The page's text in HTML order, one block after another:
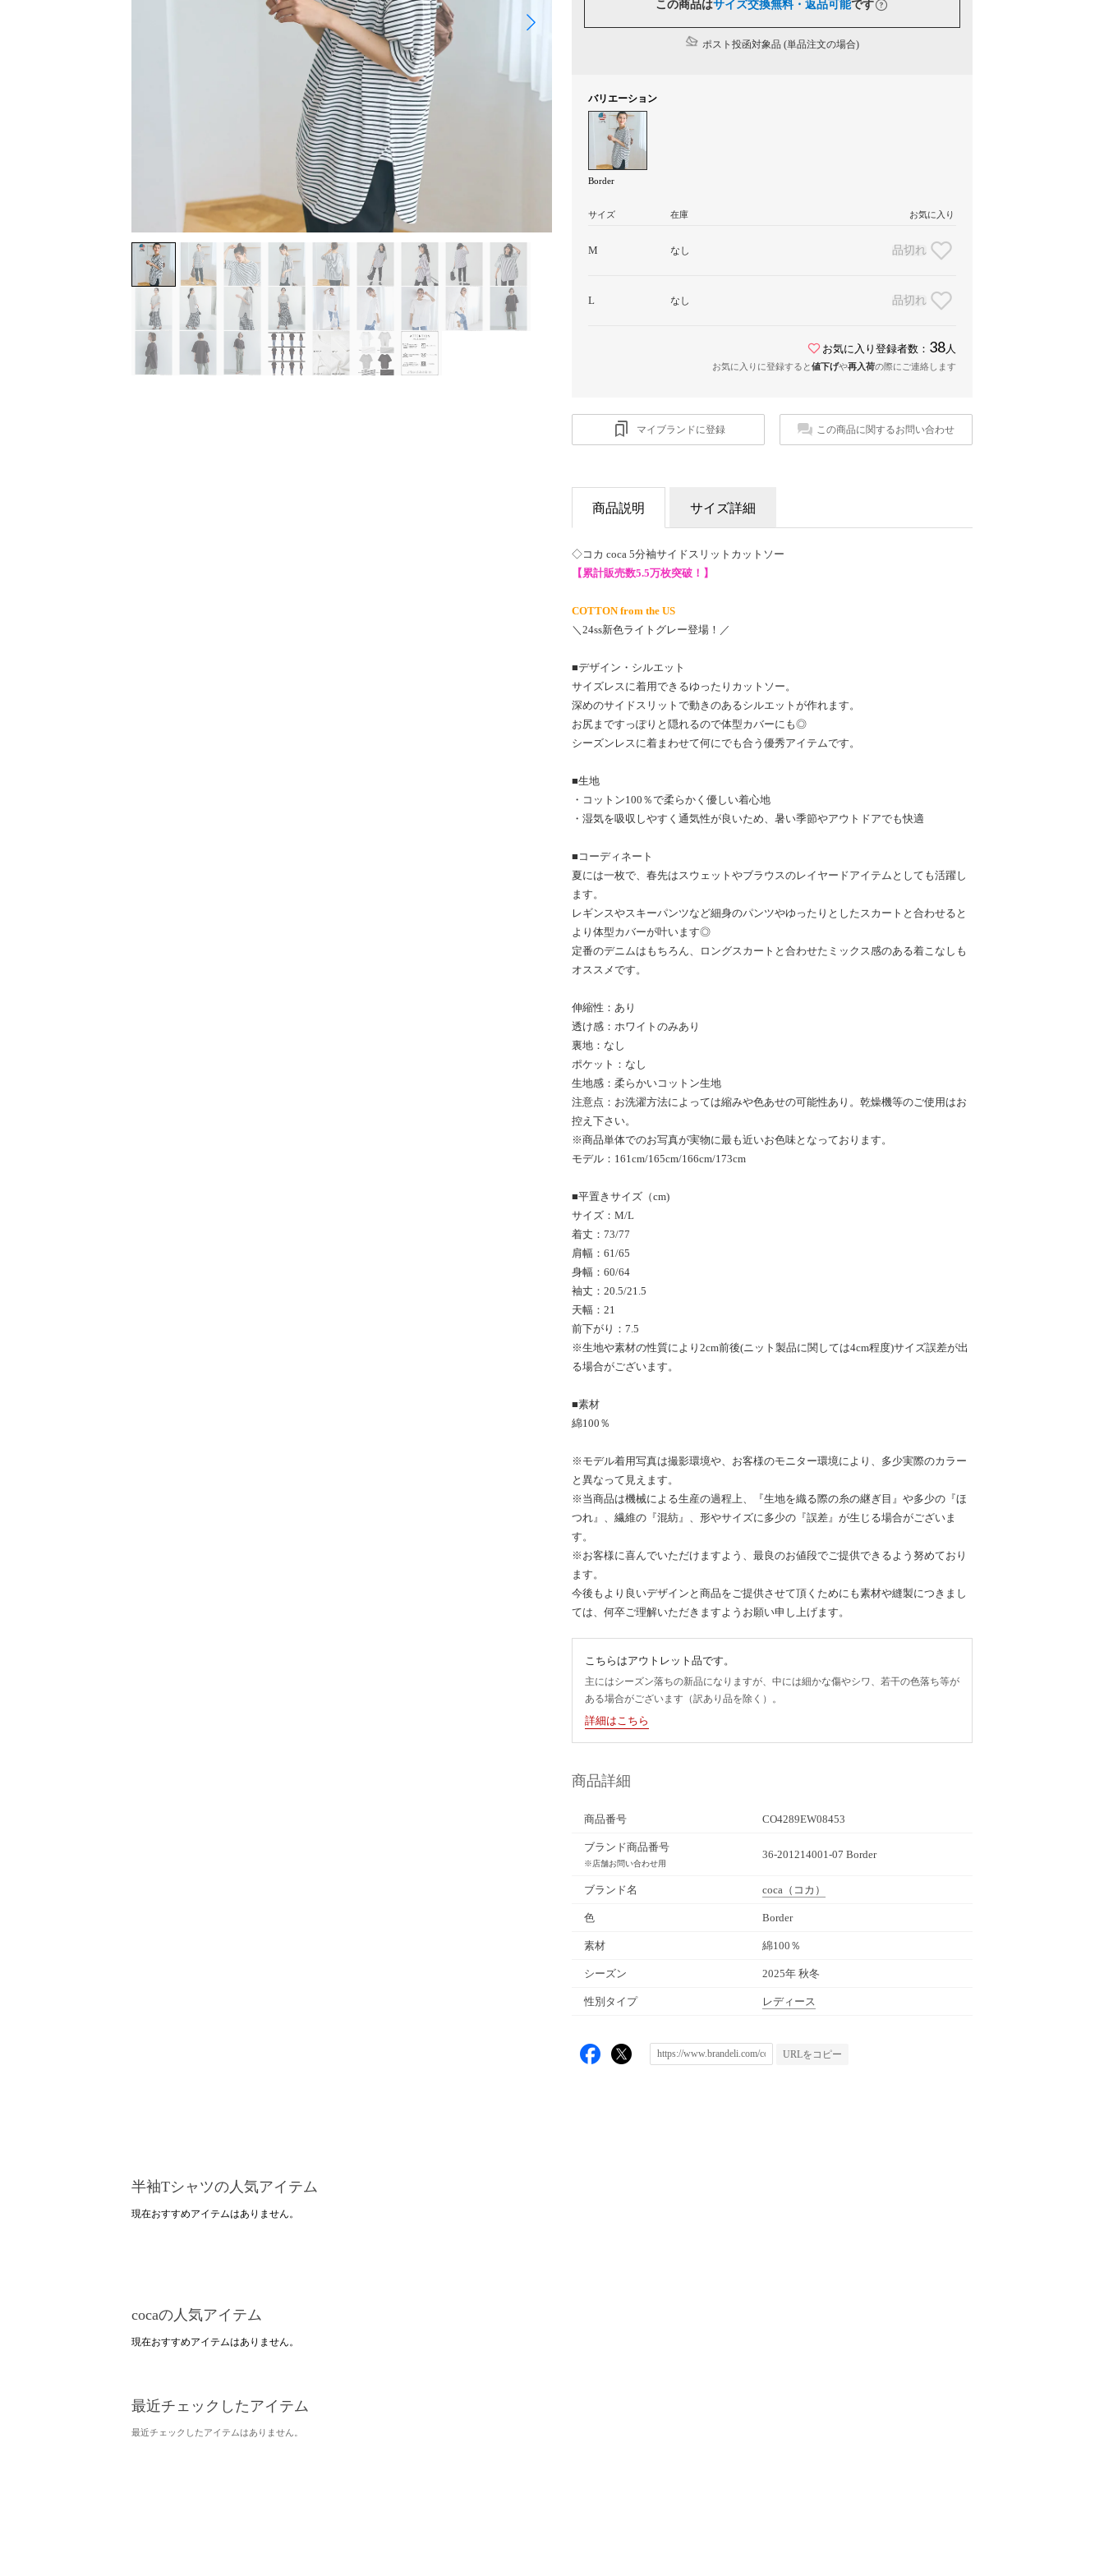
この商品はサイズ交換無料・返品可能です
ポスト投函対象品 (単品注文の場合)
バリエーション
Border
サイズ 在庫 お気に入り
M なし 品切れ
L なし 品切れ
お気に入り登録者数： 38 人
お気に入りに登録すると値下げや再入荷の際にご連絡します
マイブランドに登録 この商品に関するお問い合わせ
商品説明 サイズ詳細
◇コカ coca 5分袖サイドスリットカットソー
【累計販売数5.5万枚突破！】
COTTON from the US
＼24ss新色ライトグレー登場！／
■デザイン・シルエット
サイズレスに着用できるゆったりカットソー。
深めのサイドスリットで動きのあるシルエットが作れます。
お尻まですっぽりと隠れるので体型カバーにも◎
シーズンレスに着まわせて何にでも合う優秀アイテムです。
■生地
・コットン100％で柔らかく優しい着心地
・湿気を吸収しやすく通気性が良いため、暑い季節やアウトドアでも快適
■コーディネート
夏には一枚で、春先はスウェットやブラウスのレイヤードアイテムとしても活躍し
ます。
レギンスやスキーパンツなど細身のパンツやゆったりとしたスカートと合わせると
より体型カバーが叶います◎
定番のデニムはもちろん、ロングスカートと合わせたミックス感のある着こなしも
オススメです。
伸縮性：あり
透け感：ホワイトのみあり
裏地：なし
ポケット：なし
生地感：柔らかいコットン生地
注意点：お洗濯方法によっては縮みや色あせの可能性あり。乾燥機等のご使用はお
控え下さい。
※商品単体でのお写真が実物に最も近いお色味となっております。
モデル：161cm/165cm/166cm/173cm
■平置きサイズ（cm)
サイズ：M/L
着丈：73/77
肩幅：61/65
身幅：60/64
袖丈：20.5/21.5
天幅：21
前下がり：7.5
※生地や素材の性質により2cm前後(ニット製品に関しては4cm程度)サイズ誤差が出
る場合がございます。
■素材
綿100％
※モデル着用写真は撮影環境や、お客様のモニター環境により、多少実際のカラー
と異なって見えます。
※当商品は機械による生産の過程上、『生地を織る際の糸の継ぎ目』や多少の『ほ
つれ』、繊維の『混紡』、形やサイズに多少の『誤差』が生じる場合がございま
す。
※お客様に喜んでいただけますよう、最良のお値段でご提供できるよう努めており
ます。
今後もより良いデザインと商品をご提供させて頂くためにも素材や縫製につきまし
ては、何卒ご理解いただきますようお願い申し上げます。
こちらはアウトレット品です。
主にはシーズン落ちの新品になりますが、中には細かな傷やシワ、若干の色落ち等が
ある場合がございます（訳あり品を除く）。
詳細はこちら
商品詳細
商品番号 CO4289EW08453
ブランド商品番号
※店舗お問い合わせ用
36-201214001-07 Border
ブランド名 coca （コカ）
色 Border
素材 綿100％
シーズン 2025年 秋冬
性別タイプ レディース
URLをコピー
半袖Tシャツの人気アイテム
現在おすすめアイテムはありません。
cocaの人気アイテム
現在おすすめアイテムはありません。
最近チェックしたアイテム
最近チェックしたアイテムはありません。